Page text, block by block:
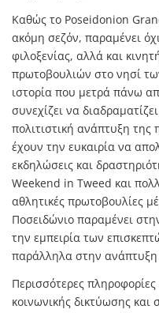
Καθώς το Poseidonion
ακόμη σεζόν, παραμένει
φιλοξενίας, αλλά και
πρωτοβουλιών στο νησί
ιστορία που μετρά πάνω
συνεχίζει να
πολιτιστική ανάπτυξη της
έχουν την ευκαιρία να
εκδηλώσεις και
Weekend in Tweed και
αθλητικές πρωτοβουλίες
Ποσειδώνιο παραμένει
την εμπειρία των
παράλληλα στην
Περισσότερες
κοινωνικής δικτύωσης και